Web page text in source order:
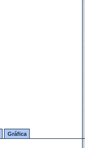
Gráfica